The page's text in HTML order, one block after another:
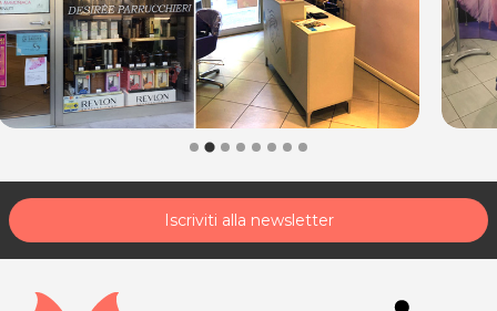
Iscriviti alla newsletter